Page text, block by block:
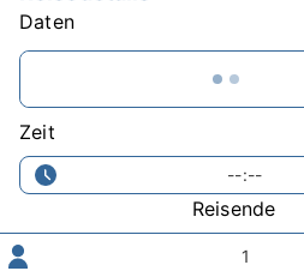
Daten
Zeit
--:--
Reisende
1